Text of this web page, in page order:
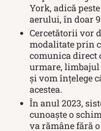
York, adică
aerului, în doar
Cercetătorii vor
modalitate prin
comunica direct
urmare,
și vom înțelege
acestea.
În anul 2023,
cunoaște o
va rămâne fără